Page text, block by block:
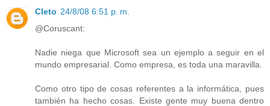
Cleto 24/8/08 6:51 p. m.
@Coruscant:
Nadie niega que Microsoft sea un ejemplo a seguir en el
mundo empresarial. Como empresa, es toda una maravilla.
Como otro tipo de cosas referentes a la informática, pues
también ha hecho cosas. Existe gente muy buena dentro